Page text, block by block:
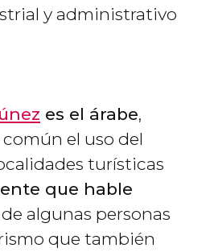
y administrativo
es el árabe,
el uso del
turísticas
que hable
algunas personas
que también